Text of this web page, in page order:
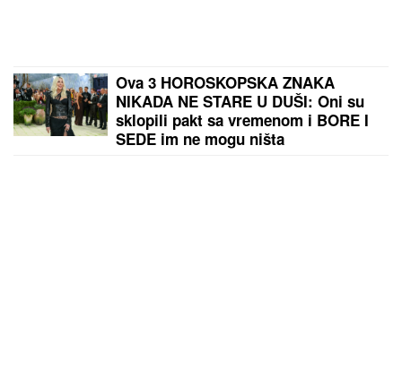
Ova 3 HOROSKOPSKA ZNAKA
NIKADA NE STARE U DUŠI: Oni su
sklopili pakt sa vremenom i BORE I
SEDE im ne mogu ništa